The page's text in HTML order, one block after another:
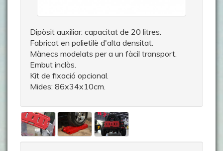
Dipòsit auxiliar: capacitat de 20 litres.
Fabricat en polietilè d'alta densitat.
Mànecs modelats per a un fàcil transport.
Embut inclòs.
Kit de fixació opcional.
Mides: 86x34x10cm.